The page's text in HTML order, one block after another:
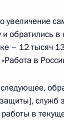
обратились
– 12 тысяч
в
служб
в